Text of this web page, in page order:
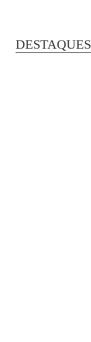
DESTAQUES